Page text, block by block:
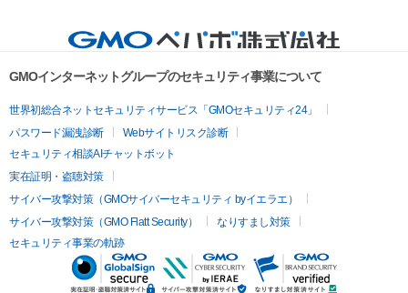
GMOインターネットグループのセキュリティ事業について
世界初総合ネットセキュリティサービス「GMOセキュリティ24」
パスワード漏洩診断
Webサイトリスク診断
セキュリティ相談AIチャットボット
実在証明・盗聴対策
サイバー攻撃対策（GMOサイバーセキュリティ byイエラエ）
サイバー攻撃対策（GMO Flatt Security）
なりすまし対策
セキュリティ事業の軌跡